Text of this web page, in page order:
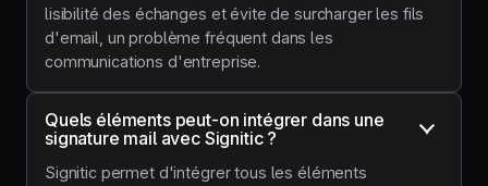
lisibilité des échanges et évite de surcharger les fils
d'email, un problème fréquent dans les
communications d'entreprise.
Quels éléments peut-on intégrer dans une
signature mail avec Signitic ?
Signitic permet d'intégrer tous les éléments